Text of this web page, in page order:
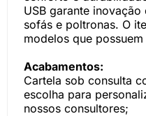
USB garante
sofás e poltronas. O
modelos que
Acabamentos:
Cartela sob consulta
escolha para
nossos consultores;